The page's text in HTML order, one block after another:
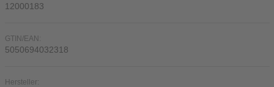
12000183
GTIN/EAN:
5050694032318
Hersteller: